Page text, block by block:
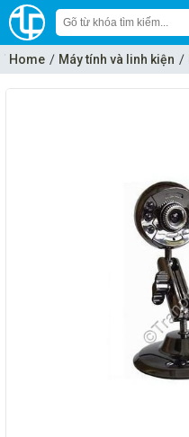
Home Máy tính và linh kiện